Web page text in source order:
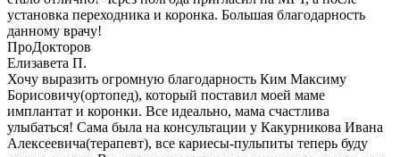
установка переходника и коронка. Большая благодарность
данному врачу!
ПроДокторов
Елизавета П.
Хочу выразить огромную благодарность Ким Максиму
Борисовичу(ортопед), который поставил моей маме
имплантат и коронки. Все идеально, мама счастлива
улыбаться! Сама была на консультации у Какурникова Ивана
Алексеевича(терапевт), все кариесы-пульпиты теперь буду